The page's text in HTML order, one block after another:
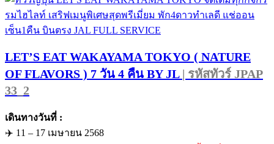
LET’S EAT WAKAYAMA TOKYO ( NATURE
OF FLAVORS ) 7 วัน 4 คืน BY JL | รหัสทัวร์ JPAP
33_2
เดินทางวันที่ :
✈️ 11 – 17 เมษายน 2568